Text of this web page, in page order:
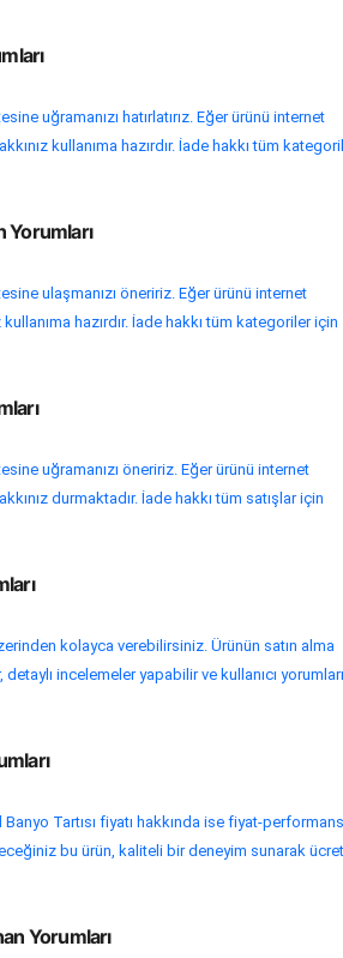
uğramanızı hatırlatırız. Eğer ürünü internet
kullanıma hazırdır. İade hakkı tüm
Yorumları
ulaşmanızı öneririz. Eğer ürünü internet
hazırdır. İade hakkı tüm kategoriler için
uğramanızı öneririz. Eğer ürünü internet
durmaktadır. İade hakkı tüm satışlar için
kolayca verebilirsiniz. Ürünün satın alma
incelemeler yapabilir ve kullanıcı
Tartısı fiyatı hakkında ise fiyat-performans
bu ürün, kaliteli bir deneyim sunarak
Yorumları